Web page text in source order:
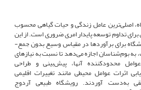
اصلی‌ترین عامل زندگی و حیات گیاهی محسوب
تداوم توسعه پایدار امری ضروری است. از این
برای برآوردها در مقیاس وسیع بدون جمع-
به بوم‌شناسان اجازه می‌دهد تا نسبت به نیازهای
محدودکننده آنها، پیش‌بینی و طراحی
اثرات عوامل محیطی مانند تغییرات اقلیمی
به‌دست آوردند. رویشگاه طبیعی آردوج